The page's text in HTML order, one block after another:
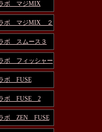
ボ マジMIX
ボ マジMIX ２
ボ スムース３
ボ フィッシャー
ボ FUSE
ボ FUSE 2
ボ ZEN FUSE